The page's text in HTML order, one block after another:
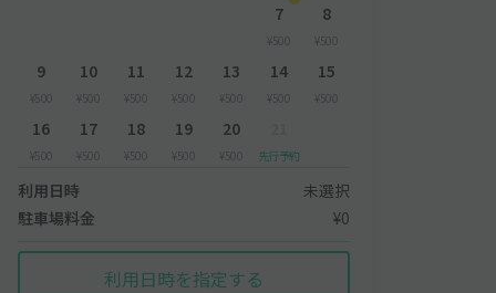
7
¥500
8
¥500
9
¥500
10
¥500
11
¥500
12
¥500
13
¥500
14
¥500
15
¥500
16
¥500
17
¥500
18
¥500
19
¥500
20
¥500 先行予約
利用日時
未選択
駐車場料金
¥0
利用日時を指定する